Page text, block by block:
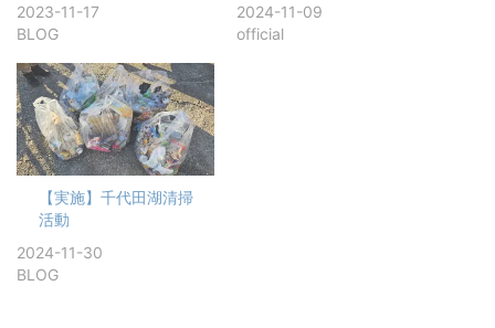
2023-11-17
BLOG
2024-11-09
official
【実施】千代田湖清掃
活動
2024-11-30
BLOG